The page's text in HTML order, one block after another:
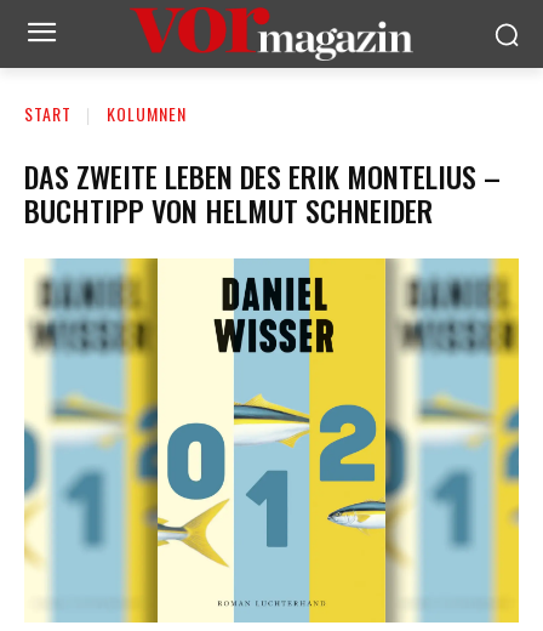
START KOLUMNEN
DAS ZWEITE LEBEN DES ERIK MONTELIUS –
BUCHTIPP VON HELMUT SCHNEIDER